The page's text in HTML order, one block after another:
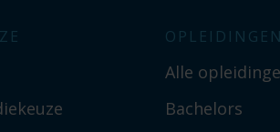
OPLEIDINGEN
Alle
Bachelors